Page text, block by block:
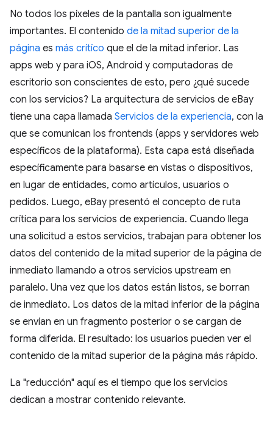
No todos los píxeles de la pantalla son igualmente
importantes. El contenido de la mitad superior de la
página es más crítíco que el de la mitad inferior. Las
apps web y para iOS, Android y computadoras de
escritorio son conscientes de esto, pero ¿qué sucede
con los servicios? La arquitectura de servicios de eBay
tiene una capa llamada Servicios de la experiencia, con la
que se comunican los frontends (apps y servidores web
específicos de la plataforma). Esta capa está diseñada
específicamente para basarse en vistas o dispositivos,
en lugar de entidades, como artículos, usuarios o
pedidos. Luego, eBay presentó el concepto de ruta
crítica para los servicios de experiencia. Cuando llega
una solicitud a estos servicios, trabajan para obtener los
datos del contenido de la mitad superior de la página de
inmediato llamando a otros servicios upstream en
paralelo. Una vez que los datos están listos, se borran
de inmediato. Los datos de la mitad inferior de la página
se envían en un fragmento posterior o se cargan de
forma diferida. El resultado: los usuarios pueden ver el
contenido de la mitad superior de la página más rápido.
La "reducción" aquí es el tiempo que los servicios
dedican a mostrar contenido relevante.